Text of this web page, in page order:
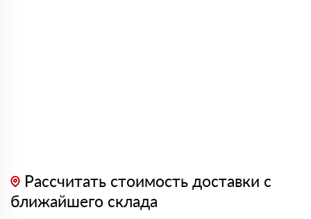
Рассчитать стоимость доставки с
ближайшего склада